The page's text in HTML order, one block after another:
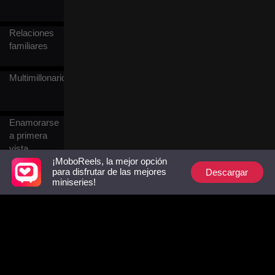
Relaciones
familiares
Multimillonario
Enamorarse
a primera
vista
Amor
platónico
del pasado
¡MoboReels, la mejor opción
para disfrutar de las mejores
miniseries!
Descargar